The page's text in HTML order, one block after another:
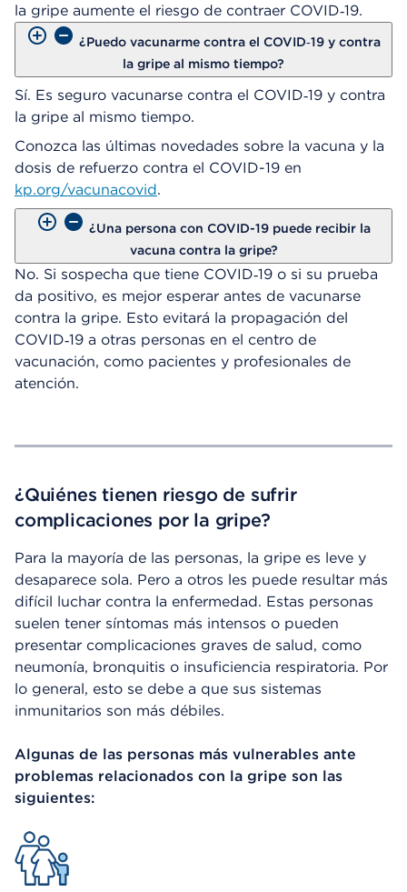
la gripe aumente el riesgo de contraer COVID‑19.
¿Puedo vacunarme contra el COVID‑19 y contra
la gripe al mismo tiempo?
Sí. Es seguro vacunarse contra el COVID‑19 y contra
la gripe al mismo tiempo.
Conozca las últimas novedades sobre la vacuna y la
dosis de refuerzo contra el COVID-19 en
kp.org/vacunacovid.
¿Una persona con COVID-19 puede recibir la
vacuna contra la gripe?
No. Si sospecha que tiene COVID‑19 o si su prueba
da positivo, es mejor esperar antes de vacunarse
contra la gripe. Esto evitará la propagación del
COVID‑19 a otras personas en el centro de
vacunación, como pacientes y profesionales de
atención.
¿Quiénes tienen riesgo de sufrir
complicaciones por la gripe?
Para la mayoría de las personas, la gripe es leve y
desaparece sola. Pero a otros les puede resultar más
difícil luchar contra la enfermedad. Estas personas
suelen tener síntomas más intensos o pueden
presentar complicaciones graves de salud, como
neumonía, bronquitis o insuficiencia respiratoria. Por
lo general, esto se debe a que sus sistemas
inmunitarios son más débiles.
Algunas de las personas más vulnerables ante
problemas relacionados con la gripe son las
siguientes: